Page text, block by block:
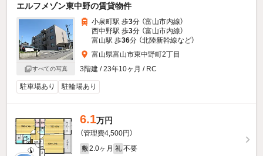
エルフメゾン東中野の賃貸物件
すべての写真
小泉町駅 歩3分 （富山市内線）
西中野駅 歩3分 （富山市内線）
富山駅 歩36分 （北陸新幹線など）
富山県富山市東中野町2丁目
3階建 / 23年10ヶ月 / RC
駐車場あり 駐輪場あり
6.1万円
（管理費4,500円）
敷 2.0ヶ月 礼 不要